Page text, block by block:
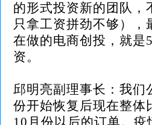
的形式投资新的团队，
只拿工资拼劲不够）
在做的电商创投，就是
资。
邱明亮副理事长： 我们
份开始恢复后现在整体
10月份以后的订单。 疫